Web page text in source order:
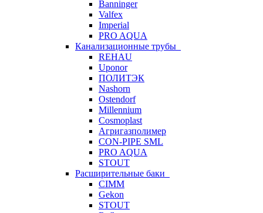
Banninger
Valfex
Imperial
PRO AQUA
Канализационные трубы
REHAU
Uponor
ПОЛИТЭК
Nashorn
Ostendorf
Millennium
Cosmoplast
Агригазполимер
CON-PIPE SML
PRO AQUA
STOUT
Расширительные баки
CIMM
Gekon
STOUT